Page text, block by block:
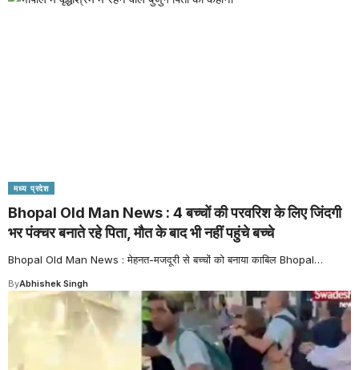
मध्य प्रदेश
Bhopal Old Man News : 4 बच्चों की परवरिश के लिए जिंदगी
भर पंक्चर बनाते रहे पिता, मौत के बाद भी नहीं पहुंचे बच्चे
Bhopal Old Man News : मेहनत-मजदूरी से बच्चों को बनाया काबिल Bhopal…
ByAbhishek Singh